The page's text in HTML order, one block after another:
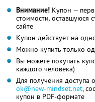
Внимание! Купон —
стоимости. оставшуюся
сайте
Купон действует на
Можно купить только
Вы можете покупать
каждого человека)
Для получения доступа
ok@new-mindset.net,
купон в PDF-формате